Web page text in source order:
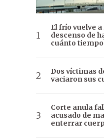
El frío vuelve
descenso de
cuánto
Dos víctimas
vaciaron sus
Corte anula
acusado de
enterrar